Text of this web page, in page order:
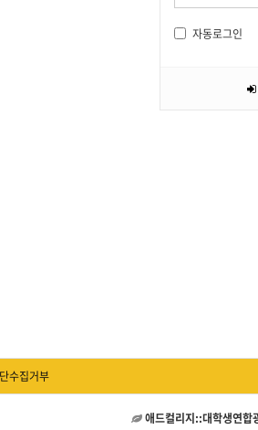
자동로그인
수집거부
애드컬리지::대학생연합